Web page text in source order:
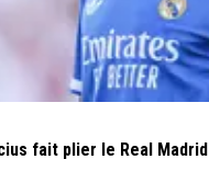
fait plier le Real Madrid